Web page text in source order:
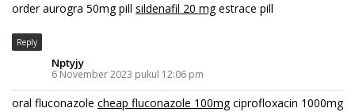
order aurogra 50mg pill sildenafil 20 mgestrace pill
Reply
Nptyjy
6 November 2023 pukul 12:06 pm
oral fluconazole cheap fluconazole 100mgciprofloxacin 1000mg